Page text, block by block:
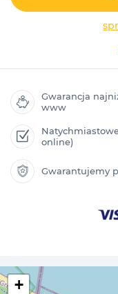
Gwarancja
www
online)
Gwarantujemy
+